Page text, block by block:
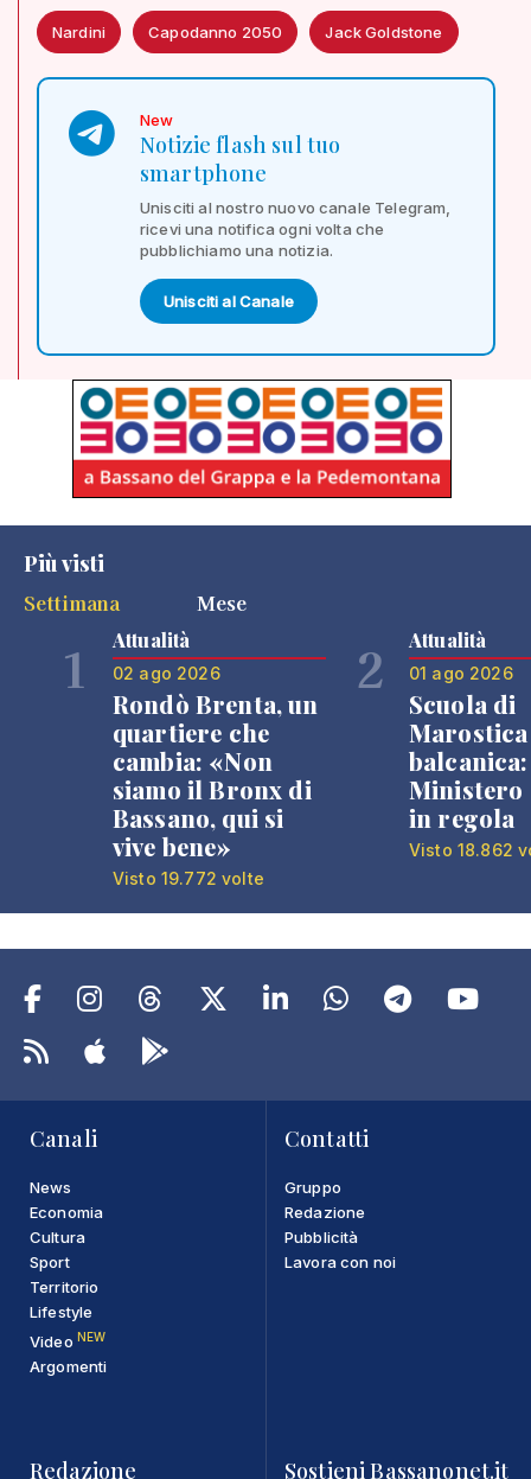
Nardini Capodanno 2050 Jack Goldstone
New
Notizie flash sul tuo
smartphone
Unisciti al nostro nuovo canale Telegram,
ricevi una notifica ogni volta che
pubblichiamo una notizia.
Unisciti al Canale
Più visti
Settimana
Mese
1 Attualità
02 ago 2026
Rondò Brenta, un
quartiere che
cambia: «Non
siamo il Bronx di
Bassano, qui si
vive bene»
Visto 19.772 volte
2 Attualità
01 ago 2026
Scuola di
Ministero
in regola
Visto 18.862
Canali
News
Economia
Cultura
Sport
Territorio
Lifestyle
Video NEW
Argomenti
Contatti
Gruppo
Redazione
Pubblicità
Lavora con noi
Redazione Sostieni Bassanonet.it